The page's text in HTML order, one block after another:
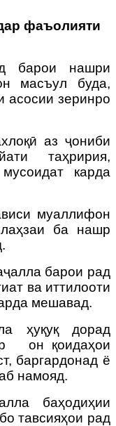
фаъолияти
барои нашри
масъул буда,
асосии зеринро
аз ҷониби
таҳририя,
карда
муаллифон
ба нашр
барои рад
ва иттилооти
мешавад.
ҳуқуқ дорад
он қоидаҳои
баргардонад ё
намояд.
баҳодиҳии
тавсияҳои рад